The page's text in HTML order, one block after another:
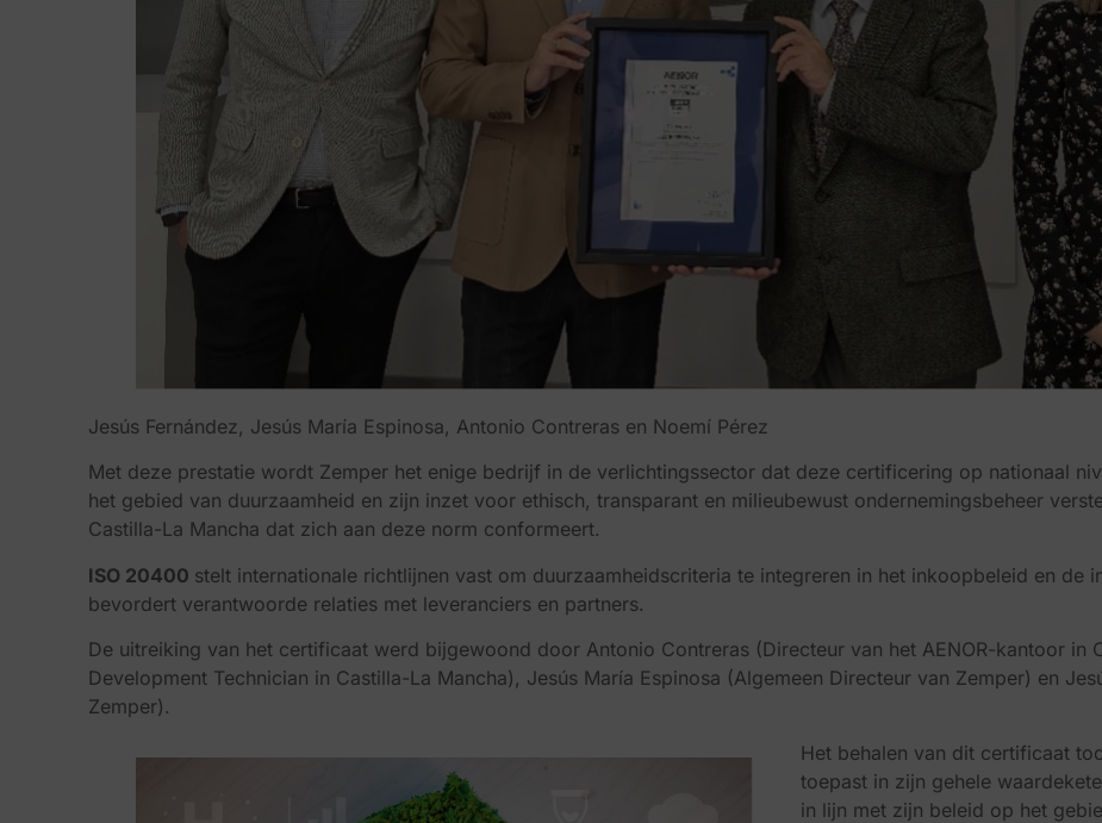
Jesús Fernández, Jesús María Espinosa, Antonio Contreras en Noemí Pérez
Met deze prestatie wordt Zemper het enige bedrijf in de verlichtingssector dat deze certificering op nationaal
het gebied van duurzaamheid en zijn inzet voor ethisch, transparant en milieubewust ondernemingsbeheer
Castilla-La Mancha dat zich aan deze norm conformeert.
ISO 20400 stelt internationale richtlijnen vast om duurzaamheidscriteria te integreren in het inkoopbeleid en de
bevordert verantwoorde relaties met leveranciers en partners.
De uitreiking van het certificaat werd bijgewoond door Antonio Contreras (Directeur van het AENOR-kantoor in
Development Technician in Castilla-La Mancha), Jesús María Espinosa (Algemeen Directeur van Zemper) en
Zemper).
Het behalen van dit certificaat
toepast in zijn gehele
in lijn met zijn beleid op het